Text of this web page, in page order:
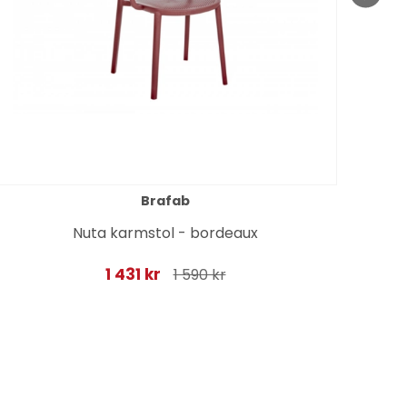
Brafab
Nuta karmstol - bordeaux
1 431 kr 1 590 kr